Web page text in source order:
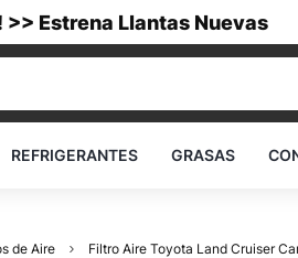
>> Estrena Llantas Nuevas
REFRIGERANTES GRASAS
de Aire Filtro Aire Toyota Land Cruiser